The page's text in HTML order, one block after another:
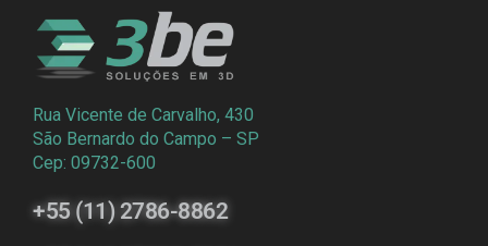
Rua Vicente de Carvalho, 430
São Bernardo do Campo – SP
Cep: 09732-600
+55 (11) 2786-8862